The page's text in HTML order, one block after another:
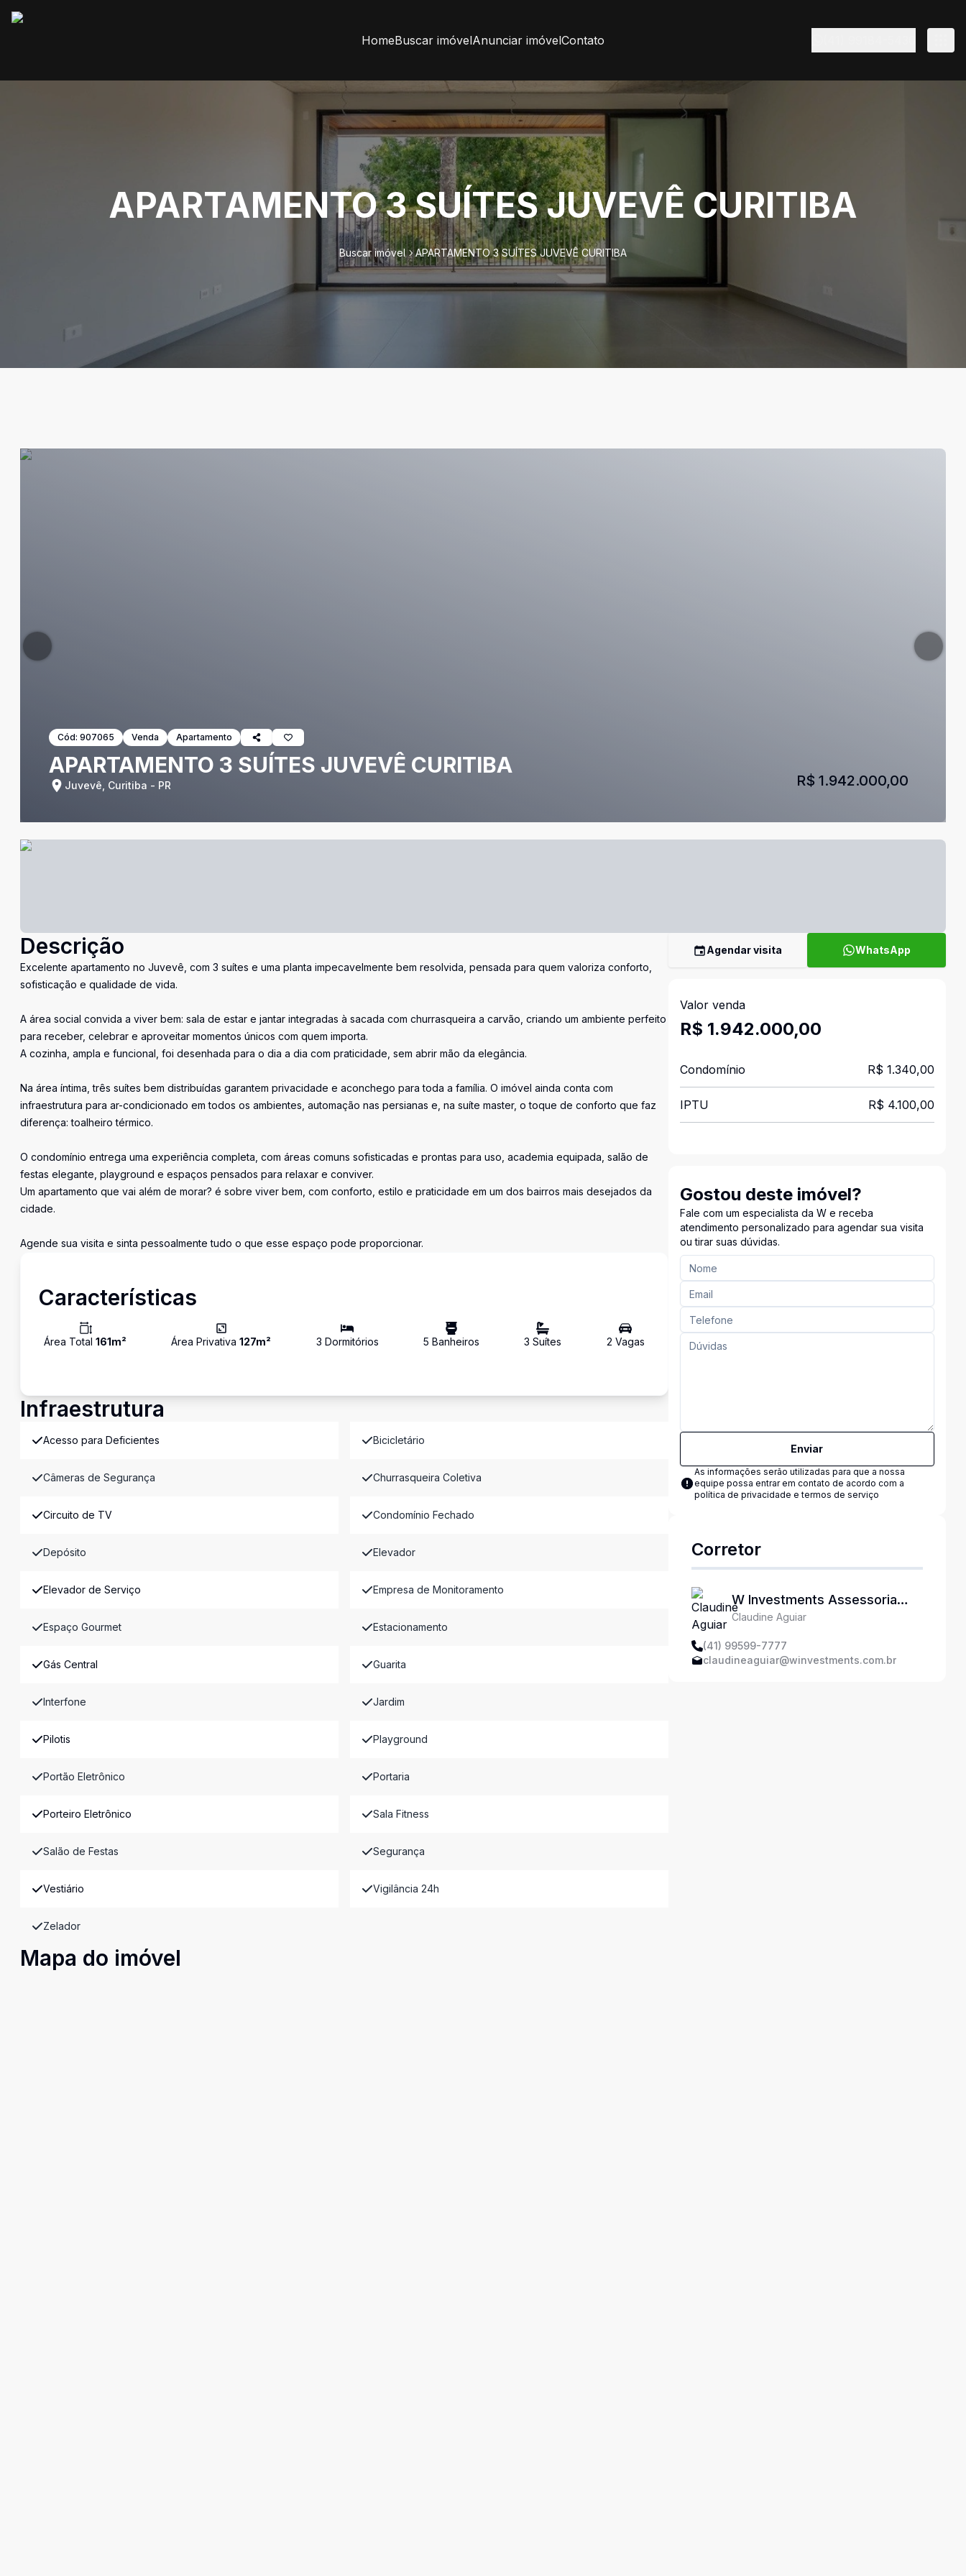
HomeBuscar imóvelAnunciar imóvelContato
APARTAMENTO 3 SUÍTES JUVEVÊ CURITIBA
Buscar imóvel APARTAMENTO 3 SUÍTES JUVEVÊ CURITIBA
Cód: 907065 Venda Apartamento
APARTAMENTO 3 SUÍTES JUVEVÊ CURITIBA
Juvevê, Curitiba - PR R$ 1.942.000,00
Descrição
Excelente apartamento no Juvevê, com 3 suítes e uma planta impecavelmente bem resolvida, pensada para quem valoriza conforto,
sofisticação e qualidade de vida.
A área social convida a viver bem: sala de estar e jantar integradas à sacada com churrasqueira a carvão, criando um ambiente perfeito
para receber, celebrar e aproveitar momentos únicos com quem importa.
A cozinha, ampla e funcional, foi desenhada para o dia a dia com praticidade, sem abrir mão da elegância.
Na área íntima, três suítes bem distribuídas garantem privacidade e aconchego para toda a família. O imóvel ainda conta com
infraestrutura para ar-condicionado em todos os ambientes, automação nas persianas e, na suíte master, o toque de conforto que faz
diferença: toalheiro térmico.
O condomínio entrega uma experiência completa, com áreas comuns sofisticadas e prontas para uso, academia equipada, salão de
festas elegante, playground e espaços pensados para relaxar e conviver.
Um apartamento que vai além de morar? é sobre viver bem, com conforto, estilo e praticidade em um dos bairros mais desejados da
cidade.
Agende sua visita e sinta pessoalmente tudo o que esse espaço pode proporcionar.
Características
Área Total 161m² Área Privativa127m² 3 Dormitórios 5 Banheiros 3 Suítes 2 Vagas
Infraestrutura
Acesso para Deficientes Bicicletário
Câmeras de Segurança Churrasqueira Coletiva
Circuito de TV Condomínio Fechado
Depósito Elevador
Elevador de Serviço Empresa de Monitoramento
Espaço Gourmet Estacionamento
Gás Central Guarita
Interfone Jardim
Pilotis Playground
Portão Eletrônico Portaria
Porteiro Eletrônico Sala Fitness
Salão de Festas Segurança
Vestiário Vigilância 24h
Zelador
Mapa do imóvel
Agendar visita WhatsApp
Valor venda
R$ 1.942.000,00
Condomínio R$ 1.340,00
IPTU R$ 4.100,00
Gostou deste imóvel?
Fale com um especialista da W e receba
atendimento personalizado para agendar sua visita
ou tirar suas dúvidas.
Enviar
As informações serão utilizadas para que a nossa
equipe possa entrar em contato de acordo com a
política de privacidade e termos de serviço
Corretor
W Investments Assessoria
Imobiliária
Claudine Aguiar
(41) 99599-7777
claudineaguiar@winvestments.com.br